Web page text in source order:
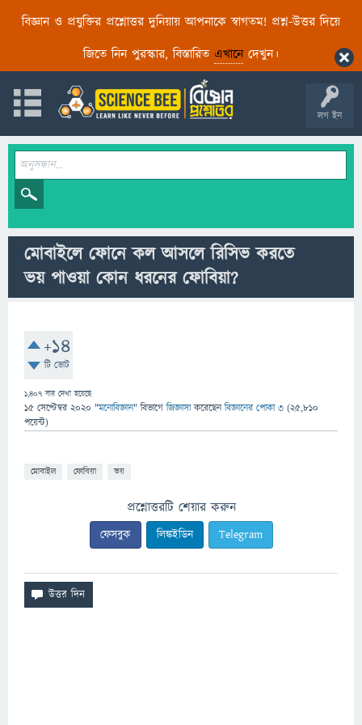
বিজ্ঞান ও প্রযুক্তির প্রশ্নোত্তর দুনিয়ায় আপনাকে স্বাগতম! প্রশ্ন-উত্তর দিয়ে
জিতে নিন পুরস্কার, বিস্তারিত এখানেদেখুন।
লগ ইন
মোবাইলে ফোনে কল আসলে রিসিভ করতে
ভয় পাওয়া কোন ধরনের ফোবিয়া?
+14
টি ভোট
1,407 বার দেখা হয়েছে
15 সেপ্টেম্বর 2020 "মনোবিজ্ঞান" বিভাগে জিজ্ঞাসাকরেছেনবিজ্ঞানের পোকা ৩ (25,810
পয়েন্ট)
মোবাইল ফোবিয়া ভয়
প্রশ্নোত্তরটি শেয়ার করুন
ফেসবুক লিঙ্কইডিন Telegram